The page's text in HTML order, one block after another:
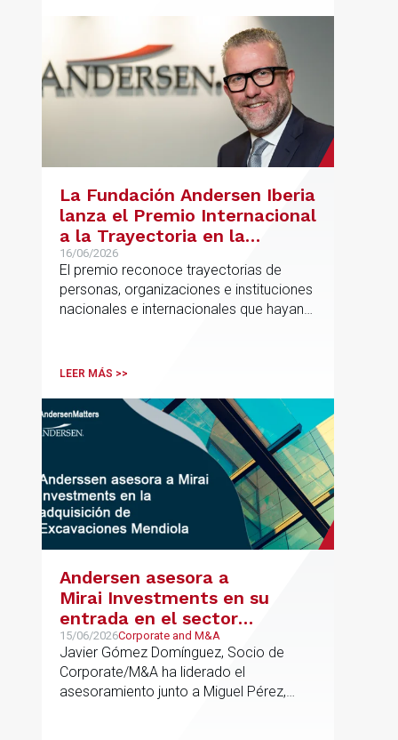
La Fundación Andersen Iberia
lanza el Premio Internacional
a la Trayectoria en la
Promoción de la Educación
16/06/2026
El premio reconoce trayectorias de
personas, organizaciones e instituciones
nacionales e internacionales que hayan
innovación o la equidad educativa
LEER MÁS >>
Andersen asesora a
Mirai Investments en su
entrada en el sector
medioambiental con la
adquisición de la
vasca Excavaciones
Mendiola
15/06/2026Corporate and M&A
Javier Gómez Domínguez, Socio de
Corporate/M&A ha liderado el
asesoramiento junto a Miguel Pérez,